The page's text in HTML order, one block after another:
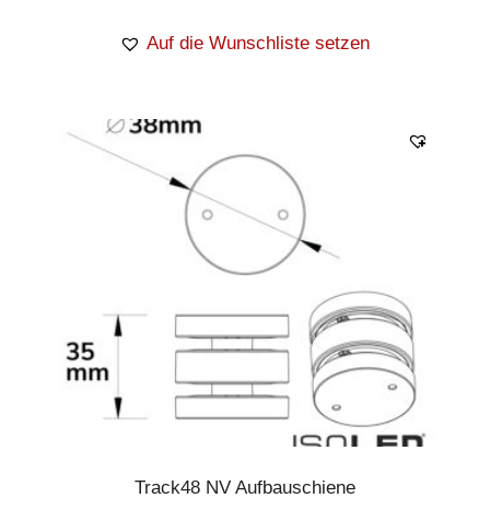
Auf die Wunschliste setzen
Track48 NV Aufbauschiene